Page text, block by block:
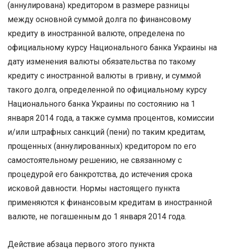
(аннулирована) кредитором в размере разницы
между основной суммой долга по финансовому
кредиту в иностранной валюте, определена по
официальному курсу Национального банка Украины на
дату изменения валюты обязательства по такому
кредиту с иностранной валюты в гривну, и суммой
такого долга, определенной по официальному курсу
Национального банка Украины по состоянию на 1
января 2014 года, а также сумма процентов, комиссии
и/или штрафных санкций (пени) по таким кредитам,
прощенных (аннулированных) кредитором по его
самостоятельному решению, не связанному с
процедурой его банкротства, до истечения срока
исковой давности. Нормы настоящего пункта
применяются к финансовым кредитам в иностранной
валюте, не погашенным до 1 января 2014 года.
Действие абзаца первого этого пункта